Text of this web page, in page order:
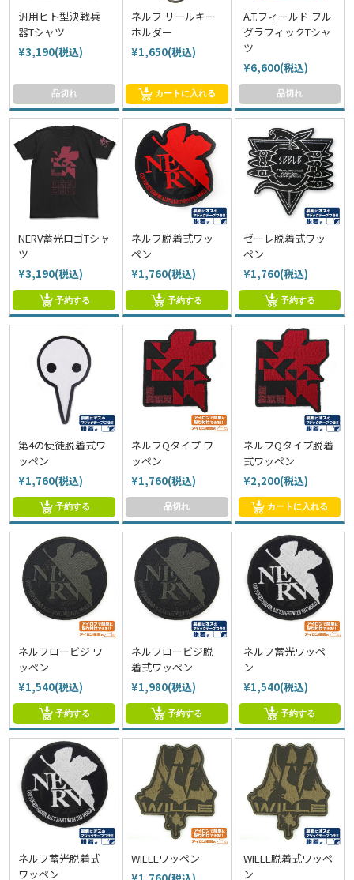
汎用ヒト型決戦兵
器Tシャツ
¥3,190(税込)
品切れ
ネルフ リールキー
ホルダー
¥1,650(税込)
カートに入れる
A.T.フィールド フル
グラフィックTシャ
ツ
¥6,600(税込)
品切れ
NERV蓄光ロゴTシャ
ツ
¥3,190(税込)
予約する
ネルフ脱着式ワッ
ペン
¥1,760(税込)
予約する
ゼーレ脱着式ワッ
ペン
¥1,760(税込)
予約する
第4の使徒脱着式ワ
ッペン
¥1,760(税込)
予約する
ネルフQタイプ ワ
ッペン
¥1,760(税込)
品切れ
ネルフQタイプ脱着
式ワッペン
¥2,200(税込)
カートに入れる
ネルフロービジ ワ
ッペン
¥1,540(税込)
予約する
ネルフロービジ脱
着式ワッペン
¥1,980(税込)
予約する
ネルフ蓄光ワッペ
ン
¥1,540(税込)
予約する
ネルフ蓄光脱着式
ワッペン
WILLEワッペン
WILLE脱着式ワッペ
ン